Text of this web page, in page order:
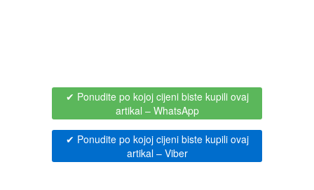
DRAMA
DRUSTVENA IGRA
100% PRIRODNO
✔ Ponudite po kojoj cijeni biste kupili ovaj
artikal – WhatsApp
✔ Ponudite po kojoj cijeni biste kupili ovaj
artikal– Viber